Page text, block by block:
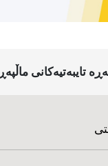
تایبه‌تیه‌کانی ماڵپه‌ڕ